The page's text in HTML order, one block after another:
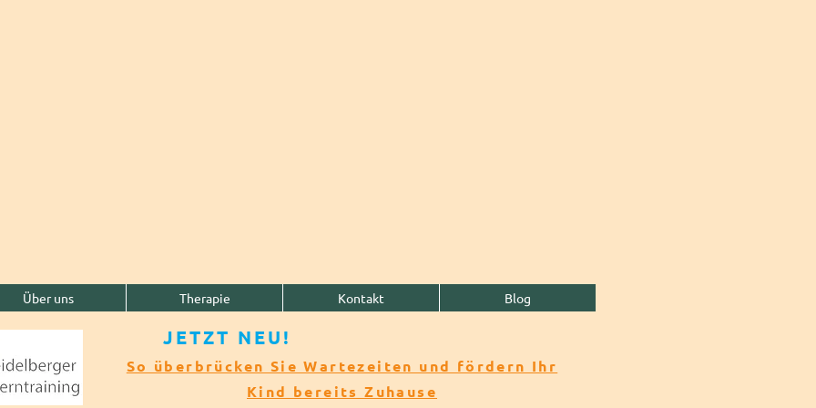
Über uns Therapie Kontakt Blog
JETZT NEU!​​
So überbrücken Sie Wartezeiten und fördern Ihr
Kind bereits Zuhause